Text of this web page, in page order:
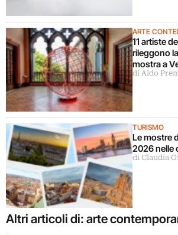
ARTE
11 artiste
rileggono
mostra a
di Aldo
TURISMO
Le mostre
2026 nelle
di Claudia
Altri articoli di: arte